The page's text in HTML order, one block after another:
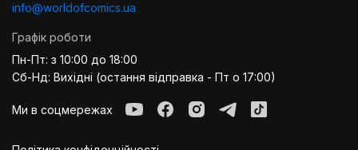
info@worldofcomics.ua
Графік роботи
Пн-Пт: з 10:00 до 18:00
Сб-Нд: Вихідні (остання відправка - Пт о 17:00)
Ми в соцмережах